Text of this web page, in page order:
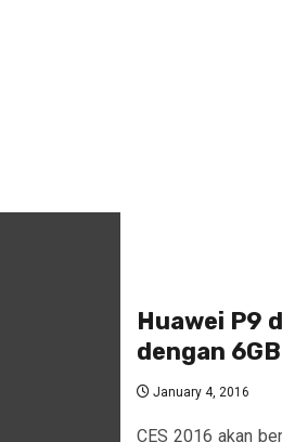
Huawei P9
dengan
January 4, 2016
CES 2016 akan